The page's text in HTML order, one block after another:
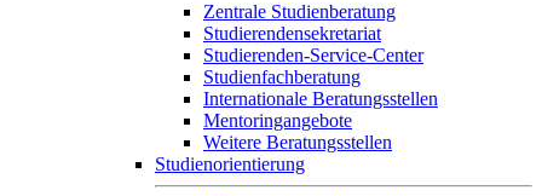
Zentrale Studienberatung
Studierendensekretariat
Studierenden-Service-Center
Studienfachberatung
Internationale Beratungsstellen
Mentoringangebote
Weitere Beratungsstellen
Studienorientierung